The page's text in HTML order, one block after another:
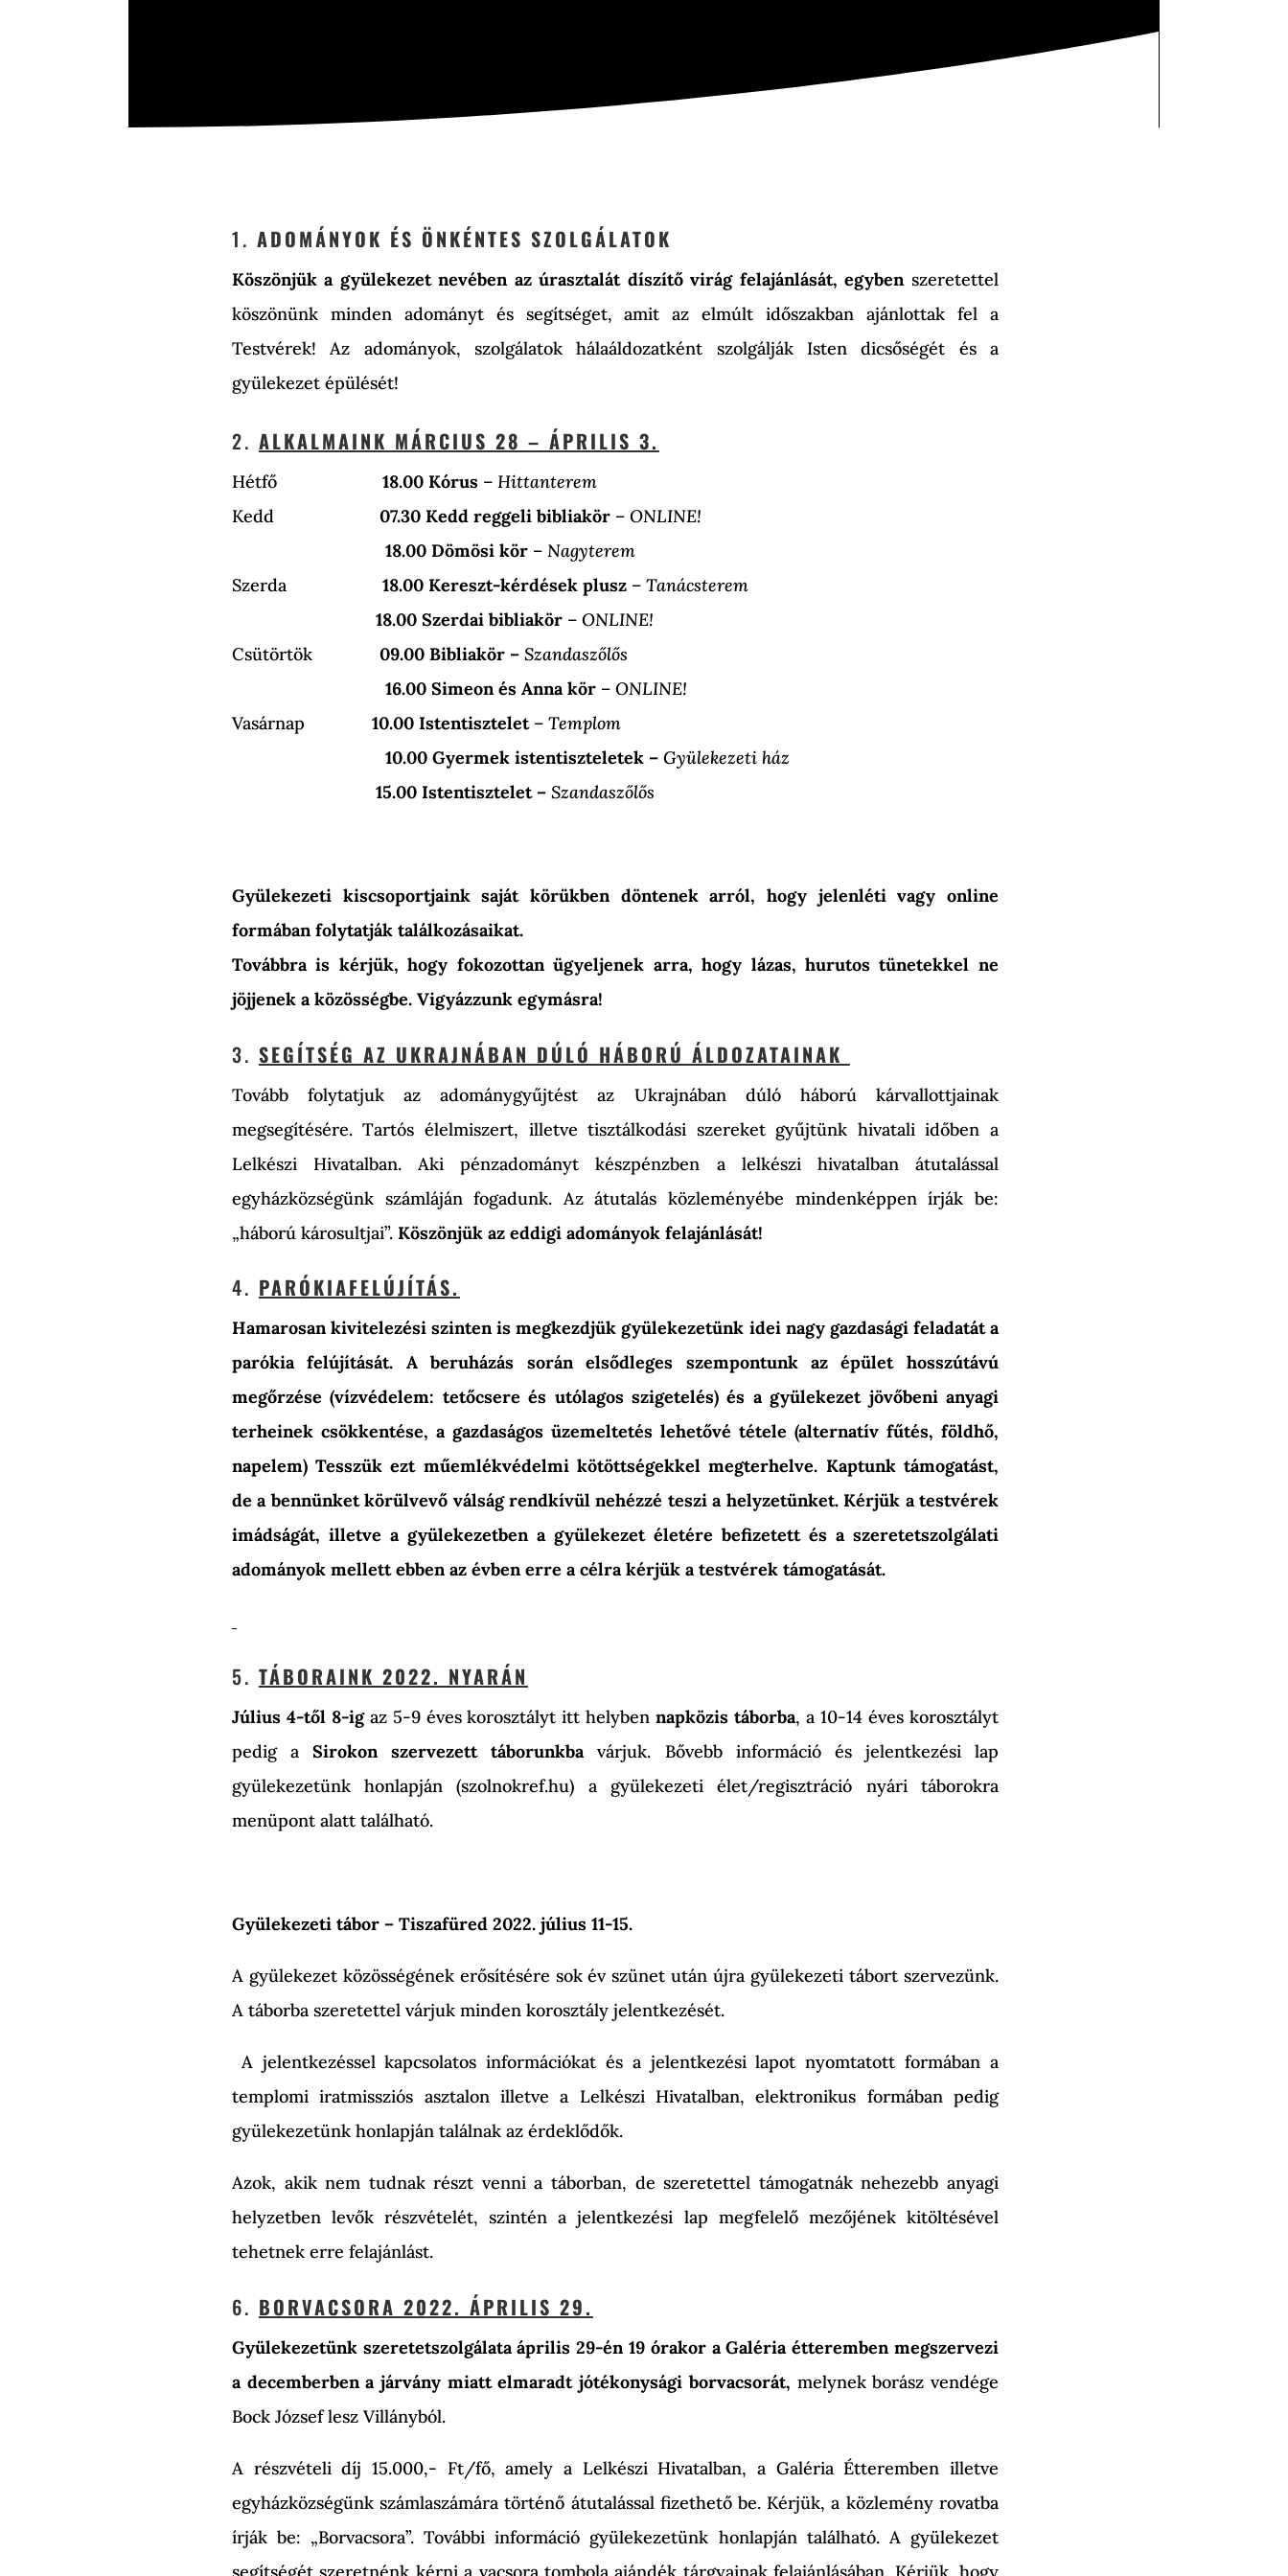
1. ADOMÁNYOK ÉS ÖNKÉNTES SZOLGÁLATOK
Köszönjük a gyülekezet nevében az úrasztalát díszítő virág felajánlását, egyben szeretettel
köszönünk minden adományt és segítséget, amit az elmúlt időszakban ajánlottak fel a
Testvérek! Az adományok, szolgálatok hálaáldozatként szolgálják Isten dicsőségét és a
gyülekezet épülését!
2. ALKALMAINK MÁRCIUS 28 – ÁPRILIS 3.
Hétfő 18.00 Kórus– Hittanterem
Kedd 07.30 Kedd reggeli bibliakör– ONLINE!
18.00 Dömösi kör– Nagyterem
Szerda 18.00 Kereszt-kérdések plusz– Tanácsterem
18.00 Szerdai bibliakör– ONLINE!
Csütörtök 09.00 Bibliakör – Szandaszőlős
16.00 Simeon és Anna kör – ONLINE!
Vasárnap 10.00 Istentisztelet – Templom
10.00 Gyermek istentiszteletek – Gyülekezeti ház
15.00 Istentisztelet – Szandaszőlős
Gyülekezeti kiscsoportjaink saját körükben döntenek arról, hogy jelenléti vagy online
formában folytatják találkozásaikat.
Továbbra is kérjük, hogy fokozottan ügyeljenek arra, hogy lázas, hurutos tünetekkel ne
jöjjenek a közösségbe. Vigyázzunk egymásra!
3. SEGÍTSÉG AZ UKRAJNÁBAN DÚLÓ HÁBORÚ ÁLDOZATAINAK
Tovább folytatjuk az adománygyűjtést az Ukrajnában dúló háború kárvallottjainak
megsegítésére. Tartós élelmiszert, illetve tisztálkodási szereket gyűjtünk hivatali időben a
Lelkészi Hivatalban. Aki pénzadományt készpénzben a lelkészi hivatalban átutalással
egyházközségünk számláján fogadunk. Az átutalás közleményébe mindenképpen írják be:
„háború károsultjai”. Köszönjük az eddigi adományok felajánlását!
4. PARÓKIAFELÚJÍTÁS.
Hamarosan kivitelezési szinten is megkezdjük gyülekezetünk idei nagy gazdasági feladatát a
parókia felújítását. A beruházás során elsődleges szempontunk az épület hosszútávú
megőrzése (vízvédelem: tetőcsere és utólagos szigetelés) és a gyülekezet jövőbeni anyagi
terheinek csökkentése, a gazdaságos üzemeltetés lehetővé tétele (alternatív fűtés, földhő,
napelem) Tesszük ezt műemlékvédelmi kötöttségekkel megterhelve. Kaptunk támogatást,
de a bennünket körülvevő válság rendkívül nehézzé teszi a helyzetünket. Kérjük a testvérek
imádságát, illetve a gyülekezetben a gyülekezet életére befizetett és a szeretetszolgálati
adományok mellett ebben az évben erre a célra kérjük a testvérek támogatását.
5. TÁBORAINK 2022. NYARÁN
Július 4-től 8-igaz 5-9 éves korosztályt itt helybennapközis táborba, a 10-14 éves korosztályt
pedig aSirokon szervezett táborunkbavárjuk. Bővebb információ és jelentkezési lap
gyülekezetünk honlapján (szolnokref.hu) a gyülekezeti élet/regisztráció nyári táborokra
menüpont alatt található.
Gyülekezeti tábor – Tiszafüred 2022. július 11-15.
A gyülekezet közösségének erősítésére sok év szünet után újra gyülekezeti tábort szervezünk.
A táborba szeretettel várjuk minden korosztály jelentkezését.
A jelentkezéssel kapcsolatos információkat és a jelentkezési lapot nyomtatott formában a
templomi iratmissziós asztalon illetve a Lelkészi Hivatalban, elektronikus formában pedig
gyülekezetünk honlapján találnak az érdeklődők.
Azok, akik nem tudnak részt venni a táborban, de szeretettel támogatnák nehezebb anyagi
helyzetben levők részvételét, szintén a jelentkezési lap megfelelő mezőjének kitöltésével
tehetnek erre felajánlást.
6. BORVACSORA 2022. ÁPRILIS 29.
Gyülekezetünk szeretetszolgálata április 29-én 19 órakor a Galéria étteremben megszervezi
a decemberben a járvány miatt elmaradt jótékonysági borvacsorát, melynek borász vendége
Bock József lesz Villányból.
A részvételi díj 15.000,- Ft/fő, amely a Lelkészi Hivatalban, a Galéria Étteremben illetve
egyházközségünk számlaszámára történő átutalással fizethető be. Kérjük, a közlemény rovatba
írják be: „Borvacsora”. További információ gyülekezetünk honlapján található. A gyülekezet
segítségét szeretnénk kérni a vacsora tombola ajándék tárgyainak felajánlásában. Kérjük, hogy